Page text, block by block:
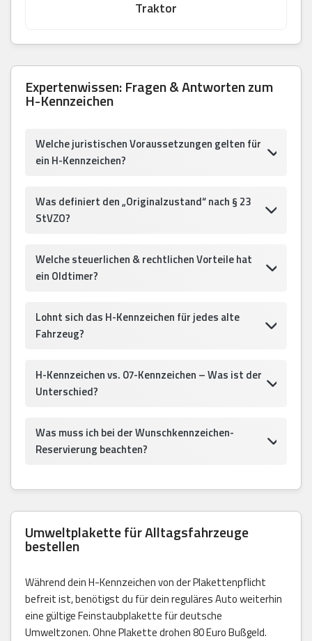
Traktor
Expertenwissen: Fragen & Antworten zum
H-Kennzeichen
Welche juristischen Voraussetzungen gelten für
ein H-Kennzeichen?
Was definiert den „Originalzustand“ nach § 23
StVZO?
Welche steuerlichen & rechtlichen Vorteile hat
ein Oldtimer?
Lohnt sich das H-Kennzeichen für jedes alte
Fahrzeug?
H-Kennzeichen vs. 07-Kennzeichen – Was ist der
Unterschied?
Was muss ich bei der Wunschkennzeichen-
Reservierung beachten?
Umweltplakette für Alltagsfahrzeuge
bestellen
Während dein H-Kennzeichen von der Plakettenpflicht
befreit ist, benötigst du für dein reguläres Auto weiterhin
eine gültige Feinstaubplakette für deutsche
Umweltzonen. Ohne Plakette drohen 80 Euro Bußgeld.